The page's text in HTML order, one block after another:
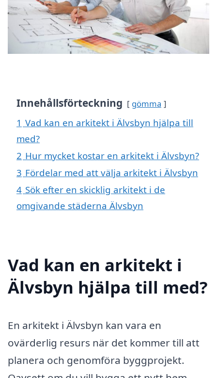
Innehållsförteckning gömma
1 Vad kan en arkitekt i Älvsbyn hjälpa till
med?
2 Hur mycket kostar en arkitekt i Älvsbyn?
3 Fördelar med att välja arkitekt i Älvsbyn
4 Sök efter en skicklig arkitekt i de
omgivande städerna Älvsbyn
Vad kan en arkitekt i
Älvsbyn hjälpa till med?
En arkitekt i Älvsbyn kan vara en
ovärderlig resurs när det kommer till att
planera och genomföra byggprojekt.